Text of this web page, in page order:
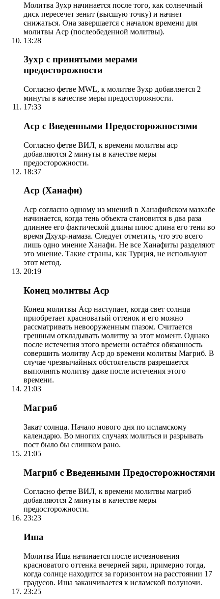
Молитва Зухр начинается после того, как солнечный
диск пересечет зенит (высшую точку) и начнет
снижаться. Она завершается с началом времени для
молитвы Аср (послеобеденной молитвы).
13:28
Зухр с принятыми мерами
предосторожности
Согласно фетве MWL, к молитве Зухр добавляется 2
минуты в качестве меры предосторожности.
17:33
Аср с Введенными Предосторожностями
Согласно фетве ВИЛ, к времени молитвы аср
добавляются 2 минуты в качестве меры
предосторожности.
18:37
Аср (Ханафи)
Аср согласно одному из мнений в Ханафийском мазхабе
начинается, когда тень объекта становится в два раза
длиннее его фактической длины плюс длина его тени во
время Дхухр-намаза. Следует отметить, что это всего
лишь одно мнение Ханафи. Не все Ханафиты разделяют
это мнение. Такие страны, как Турция, не используют
этот метод.
20:19
Конец молитвы Аср
Конец молитвы Аср наступает, когда свет солнца
приобретает красноватый оттенок и его можно
рассматривать невооруженным глазом. Считается
грешным откладывать молитву за этот момент. Однако
после истечения этого времени остаётся обязанность
совершить молитву Аср до времени молитвы Магриб. В
случае чрезвычайных обстоятельств разрешается
выполнять молитву даже после истечения этого
времени.
21:03
Магриб
Закат солнца. Начало нового дня по исламскому
календарю. Во многих случаях молиться и разрывать
пост было бы слишком рано.
21:05
Магриб с Введенными Предосторожностями
Согласно фетве ВИЛ, к времени молитвы магриб
добавляются 2 минуты в качестве меры
предосторожности.
23:23
Иша
Молитва Иша начинается после исчезновения
красноватого оттенка вечерней зари, примерно тогда,
когда солнце находится за горизонтом на расстоянии 17
градусов. Иша заканчивается к исламской полуночи.
23:25